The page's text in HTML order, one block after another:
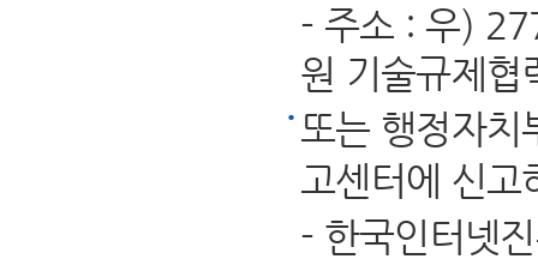
- 주소 : 우)
원 기술규제협
또는 행정자치
고센터에 신고
- 한국인터넷